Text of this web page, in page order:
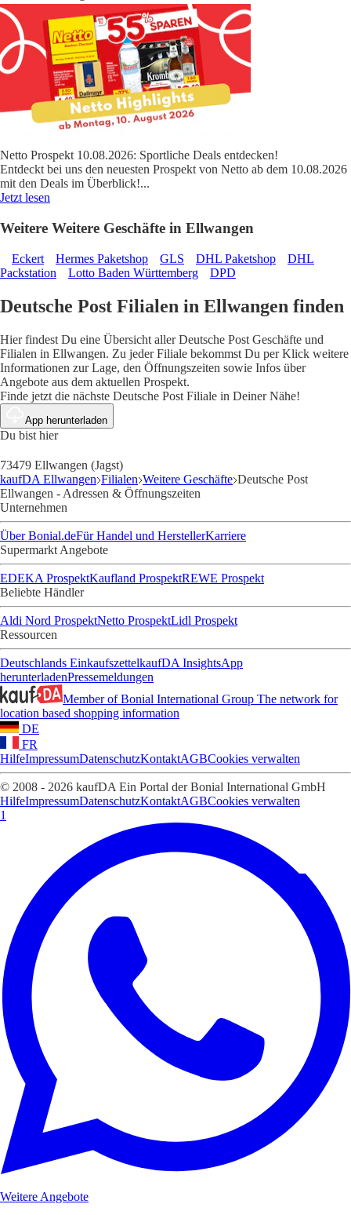
Netto Prospekt 10.08.2026: Sportliche Deals entdecken!
Entdeckt bei uns den neuesten Prospekt von Netto ab dem 10.08.2026
mit den Deals im Überblick!...
Jetzt lesen
Weitere Weitere Geschäfte in Ellwangen
Eckert Hermes Paketshop GLS DHL Paketshop
DHL
Packstation
Lotto Baden Württemberg DPD
Deutsche Post Filialen in Ellwangen finden
Hier findest Du eine Übersicht aller Deutsche Post Geschäfte und
Filialen in Ellwangen. Zu jeder Filiale bekommst Du per Klick weitere
Informationen zur Lage, den Öffnungszeiten sowie Infos über
Angebote aus dem aktuellen Prospekt.
Finde jetzt die nächste Deutsche Post Filiale in Deiner Nähe!
App herunterladen
Du bist hier
73479 Ellwangen (Jagst)
kaufDA Ellwangen Filialen Weitere Geschäfte Deutsche Post
Ellwangen - Adressen & Öffnungszeiten
Unternehmen
Über Bonial.deFür Handel und HerstellerKarriere
Supermarkt Angebote
EDEKA ProspektKaufland ProspektREWE Prospekt
Beliebte Händler
Aldi Nord ProspektNetto ProspektLidl Prospekt
Ressourcen
Deutschlands EinkaufszettelkaufDA InsightsApp
herunterladenPressemeldungen
Member of Bonial International Group The network for
location based shopping information
DE
FR
HilfeImpressumDatenschutzKontaktAGBCookies verwalten
© 2008 - 2026 kaufDA Ein Portal der Bonial International GmbH
HilfeImpressumDatenschutzKontaktAGBCookies verwalten
1
Weitere Angebote